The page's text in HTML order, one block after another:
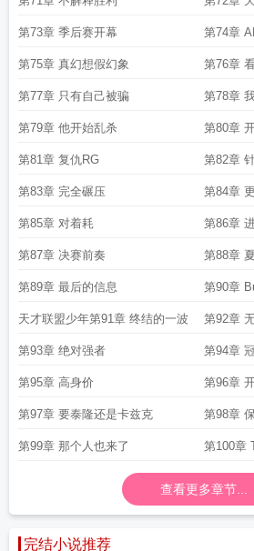
第73章 季后赛开幕 第74章
第75章 真幻想假幻象 第76章
第77章 只有自己被骗 第78章
第79章 他开始乱杀 第80章
第81章 复仇RG 第82章
第83章 完全碾压 第84章
第85章 对着耗 第86章
第87章 决赛前奏 第88章
第89章 最后的信息 第90章
天才联盟少年第91章 终结的一波 第92章
第93章 绝对强者 第94章
第95章 高身价 第96章
第97章 要泰隆还是卡兹克 第98章
第99章 那个人也来了 第100章
查看更多章节...
完结小说推荐